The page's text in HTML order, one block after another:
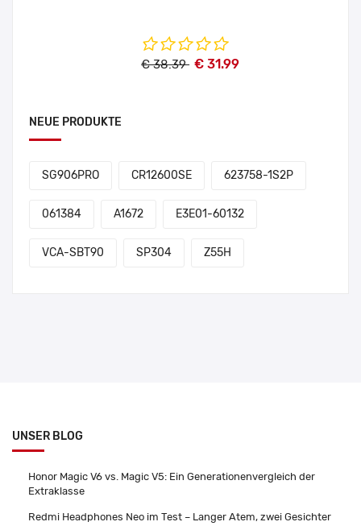
€ 38.39 € 31.99
NEUE PRODUKTE
SG906PRO CR12600SE 623758-1S2P
061384 A1672 E3E01-60132
VCA-SBT90 SP304 Z55H
UNSER BLOG
Honor Magic V6 vs. Magic V5: Ein Generationenvergleich der
Extraklasse
Redmi Headphones Neo im Test – Langer Atem, zwei Gesichter